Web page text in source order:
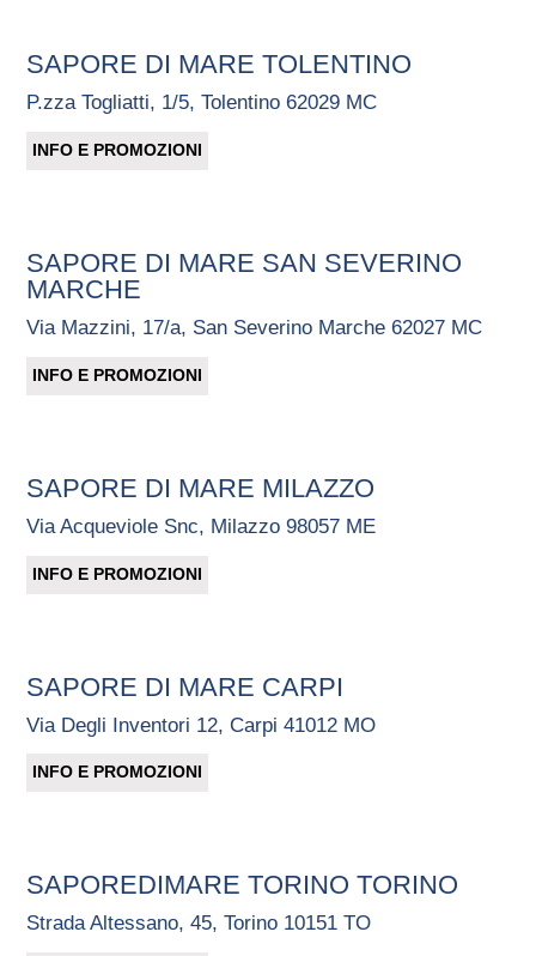
SAPORE DI MARE TOLENTINO
P.zza Togliatti, 1/5, Tolentino 62029 MC
INFO E PROMOZIONI
SAPORE DI MARE SAN SEVERINO
MARCHE
Via Mazzini, 17/a, San Severino Marche 62027 MC
INFO E PROMOZIONI
SAPORE DI MARE MILAZZO
Via Acqueviole Snc, Milazzo 98057 ME
INFO E PROMOZIONI
SAPORE DI MARE CARPI
Via Degli Inventori 12, Carpi 41012 MO
INFO E PROMOZIONI
SAPOREDIMARE TORINO TORINO
Strada Altessano, 45, Torino 10151 TO